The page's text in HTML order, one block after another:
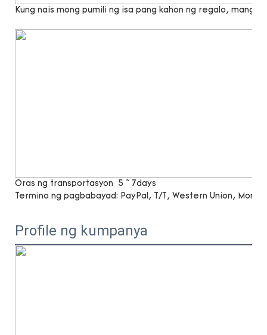
Kung nais mong pumili ng isa pang kahon ng regalo,
Oras ng transportasyon
5 ~ 7days
Termino ng pagbabayad: PayPal, T/T, Western Union,
Profile ng kumpanya